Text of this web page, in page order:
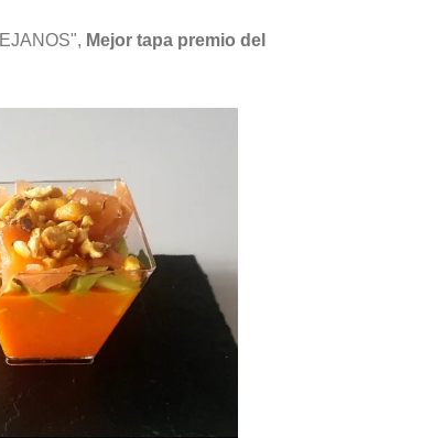
Mejor tapa premio del